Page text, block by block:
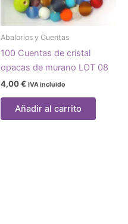
Abalorios y Cuentas
100 Cuentas de cristal
opacas de murano LOT 08
4,00€ IVA incluido
Añadir al carrito